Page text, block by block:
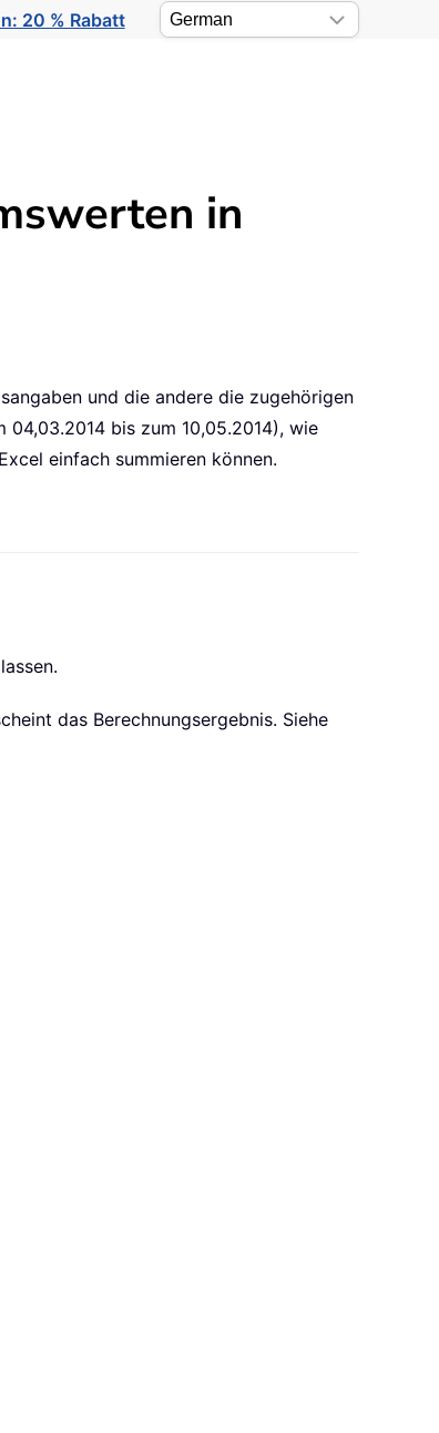
20 % Rabatt
in
und die andere die zugehörigen
04,03.2014 bis zum 10,05.2014), wie
einfach summieren können.
das Berechnungsergebnis. Siehe